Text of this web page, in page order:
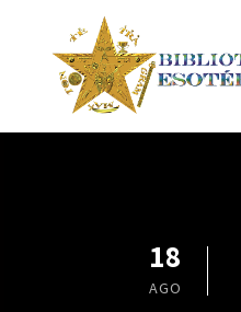
18
AGO